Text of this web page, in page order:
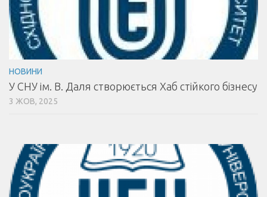
НОВИНИ
У СНУ ім. В. Даля створюється Хаб стійкого бізнесу
3 ЖОВ, 2025